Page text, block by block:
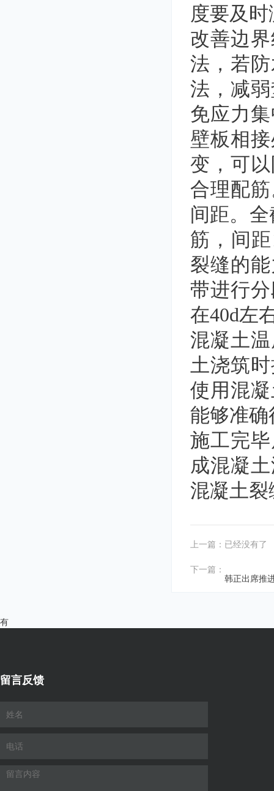
度要及
改善边
法，若
法，减
免应力
壁板相
变，可
合理配
间距。
筋，间
裂缝的
带进行
在40d左
混凝土
土浇筑
使用混
能够准
施工完
成混凝
混凝土
上一篇：已经没有了
下一篇： 韩正出席推
有
留言反馈